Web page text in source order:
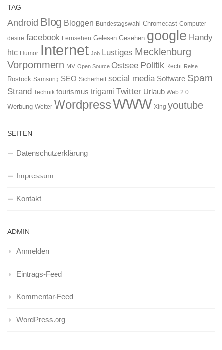
TAG
Android Blog Bloggen Bundestagswahl Chromecast Computer
desire facebook Fernsehen Gelesen Gesehen google Handy
htc Humor Internet Job Lustiges Mecklenburg
Vorpommern MV Open Source Ostsee Politik Recht Reise
Rostock Samsung SEO Sicherheit social media Software Spam
Strand Technik tourismus trigami Twitter Urlaub Web 2.0
Werbung Wetter WordpressWWW Xing youtube
SEITEN
Datenschutzerklärung
Impressum
Kontakt
ADMIN
Anmelden
Eintrags-Feed
Kommentar-Feed
WordPress.org